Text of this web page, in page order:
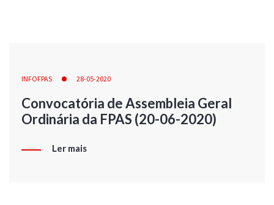
INFOFPAS 28-05-2020
Convocatória de Assembleia Geral
Ordinária da FPAS (20-06-2020)
Ler mais